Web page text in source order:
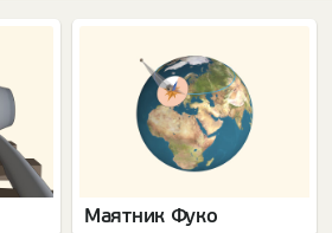
Маятник Фуко